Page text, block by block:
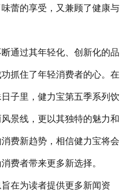
蕾的享受，又兼顾了健康与
过其年轻化、创新化的品
抓住了年轻消费者的心。在
子里，健力宝第五季系列饮
景线，更以其独特的魅力和
费新趋势，相信健力宝将会
费者带来更多新选择。
为读者提供更多新闻资